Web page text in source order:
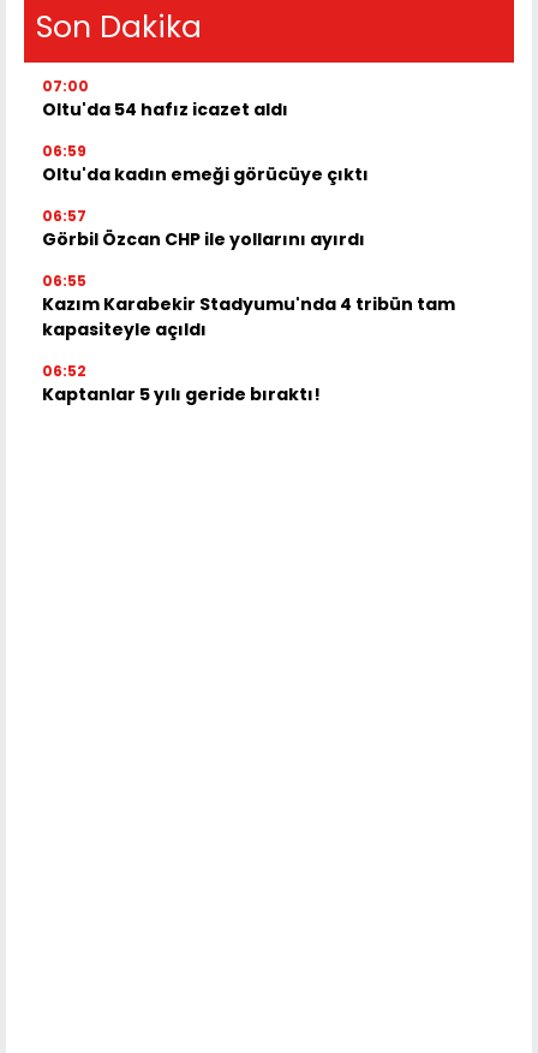
Son Dakika
07:00
Oltu'da 54 hafız icazet aldı
06:59
Oltu'da kadın emeği görücüye çıktı
06:57
Görbil Özcan CHP ile yollarını ayırdı
06:55
Kazım Karabekir Stadyumu'nda 4 tribün tam
kapasiteyle açıldı
06:52
Kaptanlar 5 yılı geride bıraktı!